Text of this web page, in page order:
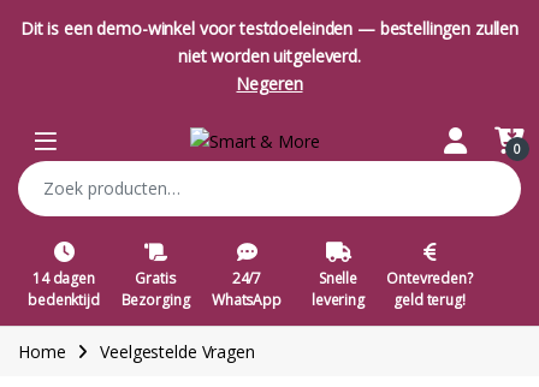
Dit is een demo-winkel voor testdoeleinden — bestellingen zullen
niet worden uitgeleverd.
Negeren
0
14 dagen
bedenktijd
Gratis
Bezorging
24/7
WhatsApp
Snelle
levering
Ontevreden?
geld terug!
Home Veelgestelde Vragen